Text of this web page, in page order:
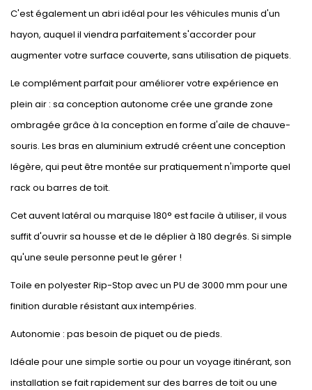
C'est également un abri idéal pour les véhicules munis d'un
hayon, auquel il viendra parfaitement s'accorder pour
augmenter votre surface couverte, sans utilisation de piquets.
Le complément parfait pour améliorer votre expérience en
plein air : sa conception autonome crée une grande zone
ombragée grâce à la conception en forme d'aile de chauve-
souris. Les bras en aluminium extrudé créent une conception
légère, qui peut être montée sur pratiquement n'importe quel
rack ou barres de toit.
Cet auvent latéral ou marquise 180° est facile à utiliser, il vous
suffit d'ouvrir sa housse et de le déplier à 180 degrés. Si simple
qu'une seule personne peut le gérer !
Toile en polyester Rip-Stop avec un PU de 3000 mm pour une
finition durable résistant aux intempéries.
Autonomie : pas besoin de piquet ou de pieds.
Idéale pour une simple sortie ou pour un voyage itinérant, son
installation se fait rapidement sur des barres de toit ou une